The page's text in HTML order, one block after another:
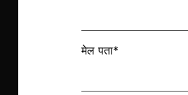
मेल पता*